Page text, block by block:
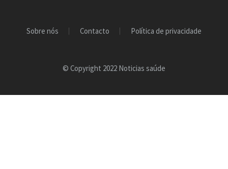
Sobre nós Contacto Política de privacidade
© Copyright 2022 Noticias saúde